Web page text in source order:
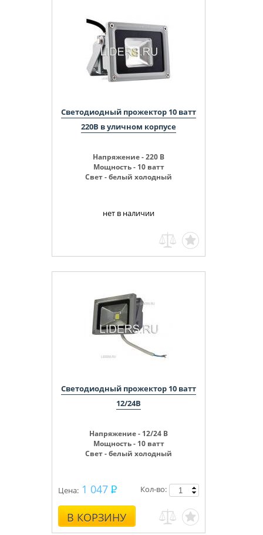
Светодиодный прожектор 10 ватт
220В в уличном корпусе
Напряжение - 220 В
Мощность - 10 ватт
Свет - белый холодный
нет в наличии
Светодиодный прожектор 10 ватт
12/24В
Напряжение - 12/24 В
Мощность - 10 ватт
Свет - белый холодный
Цена: 1 047
В КОРЗИНУ
Кол-во: